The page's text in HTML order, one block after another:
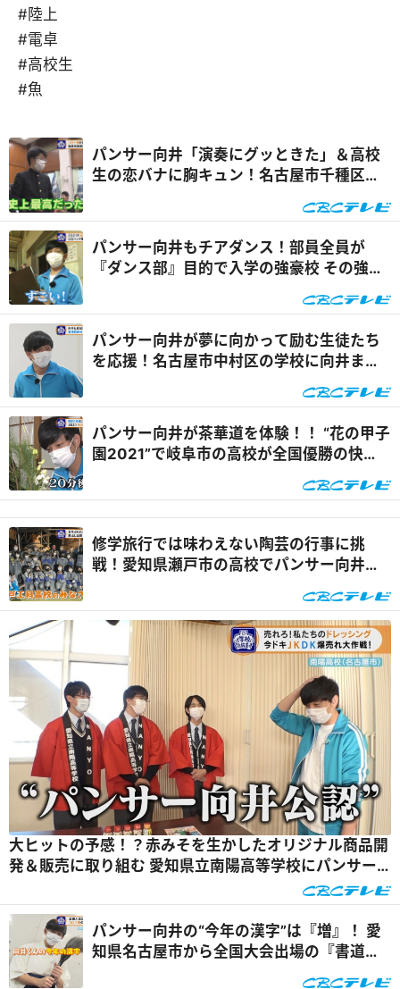
#陸上
#電卓
#高校生
#魚
パンサー向井「演奏にグッときた」＆高校
生の恋バナに胸キュン！名古屋市千種区菊
学校に向井ます』
パンサー向井もチアダンス！部員全員が
『ダンス部』目的で入学の強豪校 その強さ
パンサー向井が夢に向かって励む生徒たち
を応援！名古屋市中村区の学校に向井ま
パンサー向井が茶華道を体験！！ “花の甲子
園2021”で岐阜市の高校が全国優勝の快
修学旅行では味わえない陶芸の行事に挑
戦！愛知県瀬戸市の高校でパンサー向井が
大ヒットの予感！？赤みそを生かしたオリジナル商品開
発＆販売に取り組む 愛知県立南陽高等学校にパンサー
パンサー向井の“今年の漢字”は『増』！ 愛
知県名古屋市から全国大会出場の『書道